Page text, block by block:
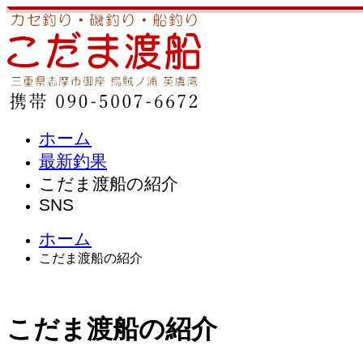
ホーム
最新釣果
こだま渡船の紹介
SNS
ホーム
こだま渡船の紹介
こだま渡船の紹介